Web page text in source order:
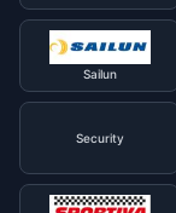
Sailun
Security